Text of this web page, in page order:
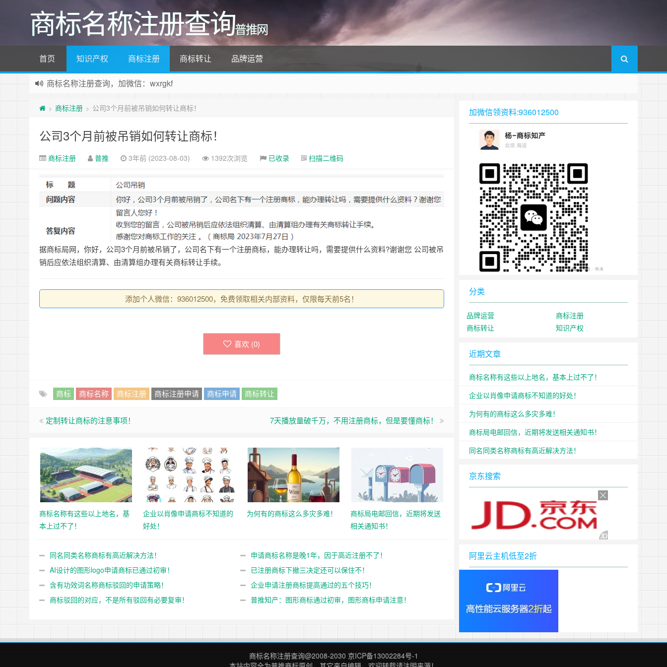
商标名称注册查询普推网
首页 知识产权 商标注册 商标转让 品牌运营
商标名称注册查询，加微信：wxrgkf
> 商标注册 > 公司3个月前被吊销如何转让商标！
公司3个月前被吊销如何转让商标！
商标注册 普推 3年前 (2023-08-03) 1392次浏览 已收录 扫描二维码
据商标局网，你好，公司3个月前被吊销了，公司名下有一个注册商标，能办理转让吗，需要提供什么资料?谢谢您 公司被吊
销后应依法组织清算、由清算组办理有关商标转让手续。
添加个人微信：936012500，免费领取相关内部资料，仅限每天前5名！
喜欢 (0)
商标 商标名称 商标注册 商标注册申请 商标申请 商标转让
定制转让商标的注意事项！ 7天播放量破千万，不用注册商标，但是要懂商标！
商标名称有这些以上地名，基
本上过不了！
企业以肖像申请商标不知道的
好处！
为何有的商标这么多灾多难！
商标局电邮回信，近期将发送
相关通知书！
同名同类名称商标有高近解决方法！
申请商标名称是晚1年，因于高近注册不了！
AI设计的图形logo申请商标已通过初审！
已注册商标下撤三决定还可以保住不！
含有功效词名称商标驳回的申请策略！
企业申请注册商标提高通过的五个技巧！
商标驳回的对应，不是所有驳回有必要复审！
普推知产：图形商标通过初审，图形商标申请注意！
加微信领资料:936012500
分类
品牌运营
商标注册
商标转让
知识产权
近期文章
商标名称有这些以上地名，基本上过不了！
企业以肖像申请商标不知道的好处！
为何有的商标这么多灾多难！
商标局电邮回信，近期将发送相关通知书！
同名同类名称商标有高近解决方法！
京东搜索
阿里云主机低至2折
商标名称注册查询@2008-2030 京ICP备13002284号-1